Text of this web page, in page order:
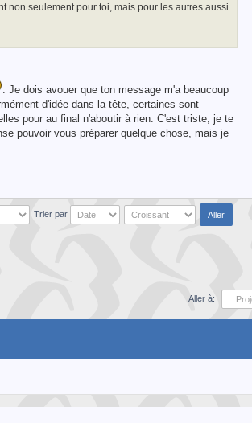
non seulement pour toi, mais pour les autres aussi.
. Je dois avouer que ton message m'a beaucoup
d'idée dans la tête, certaines sont
pour au final n'aboutir à rien. C'est triste, je te
pouvoir vous préparer quelque chose, mais je
Trier par
Aller à: